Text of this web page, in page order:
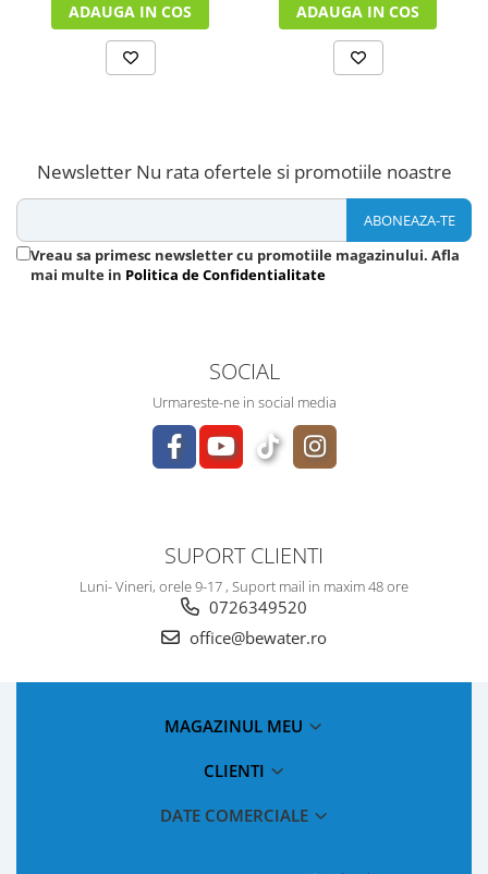
ADAUGA IN COS ADAUGA IN COS
Newsletter Nu rata ofertele si promotiile noastre
Vreau sa primesc newsletter cu promotiile magazinului. Afla
mai multe in Politica de Confidentialitate
SOCIAL
Urmareste-ne in social media
SUPORT CLIENTI
Luni- Vineri, orele 9-17 , Suport mail in maxim 48 ore
0726349520
office@bewater.ro
MAGAZINUL MEU
CLIENTI
DATE COMERCIALE